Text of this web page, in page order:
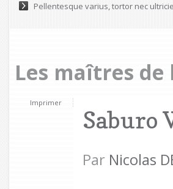
Lorem ipsum dolor sit amet,
Les maîtres
Imprimer
Saburo
Par Nicolas